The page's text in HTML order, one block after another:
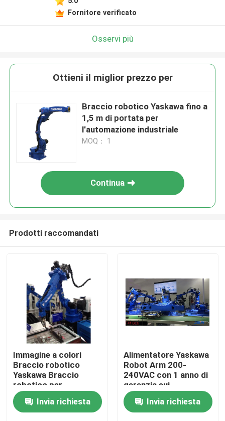
Fornitore verificato
Osservi più
Ottieni il miglior prezzo per
Braccio robotico Yaskawa fino a
1,5 m di portata per
l'automazione industriale
MOQ： 1
Continua
Prodotti raccomandati
Immagine a colori
Braccio robotico
Yaskawa Braccio
robotico per
automazione
industriale per la
produzione industriale
Invia richiesta
Alimentatore Yaskawa
Robot Arm 200-
240VAC con 1 anno di
garanzia sui
componenti principali
Invia richiesta